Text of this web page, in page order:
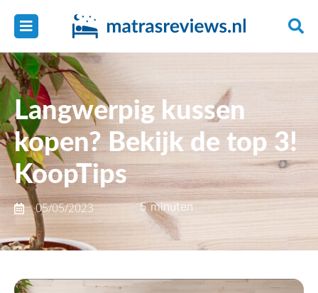
Langwerpig kussen
kopen? Bekijk de top 3!
KoopTips
05/05/2023 5 minuten